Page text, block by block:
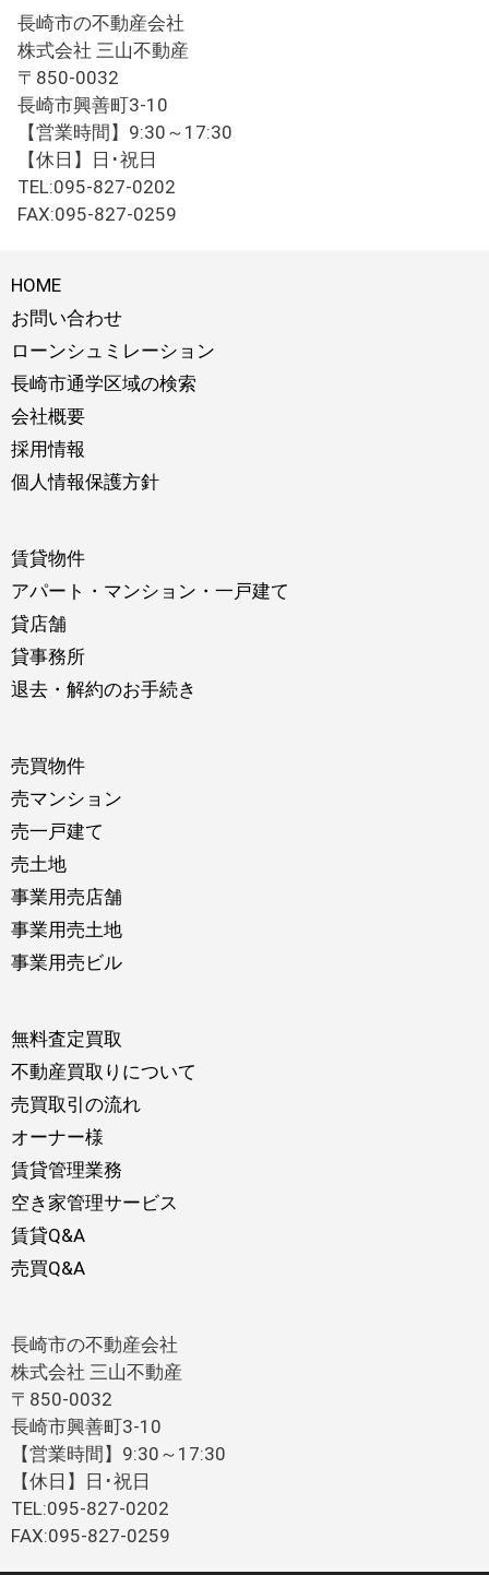
長崎市の不動産会社
株式会社 三山不動産
〒850-0032
長崎市興善町3-10
【営業時間】9:30～17:30
【休日】日･祝日
TEL:095-827-0202
FAX:095-827-0259
HOME
お問い合わせ
ローンシュミレーション
長崎市通学区域の検索
会社概要
採用情報
個人情報保護方針
賃貸物件
アパート・マンション・一戸建て
貸店舗
貸事務所
退去・解約のお手続き
売買物件
売マンション
売一戸建て
売土地
事業用売店舗
事業用売土地
事業用売ビル
無料査定買取
不動産買取りについて
売買取引の流れ
オーナー様
賃貸管理業務
空き家管理サービス
賃貸Q&A
売買Q&A
長崎市の不動産会社
株式会社 三山不動産
〒850-0032
長崎市興善町3-10
【営業時間】9:30～17:30
【休日】日･祝日
TEL:095-827-0202
FAX:095-827-0259